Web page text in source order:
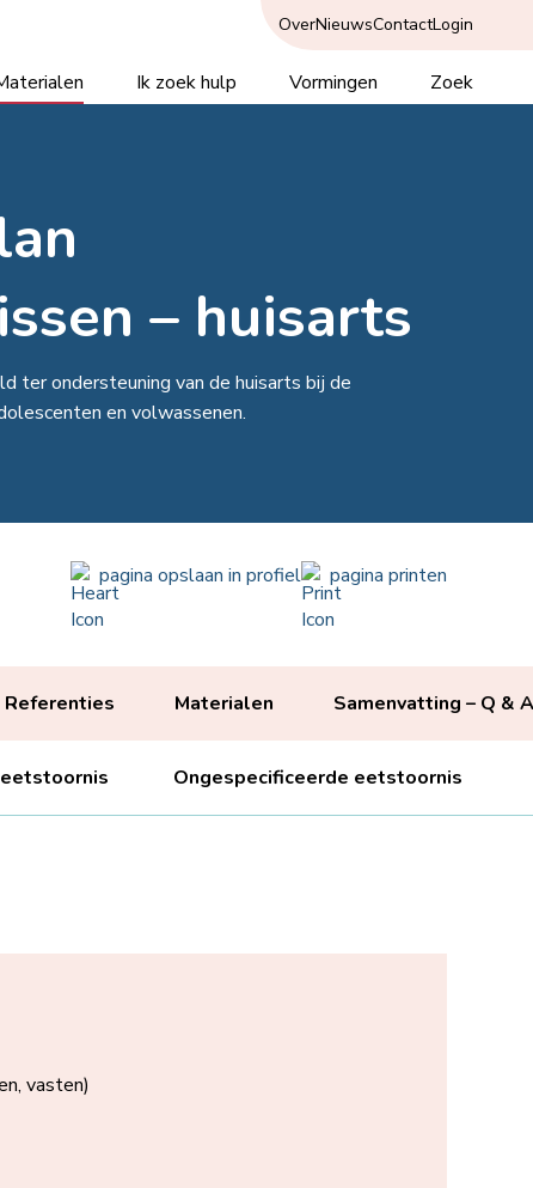
OverNieuwsContactLogin
Ik zoek hulp Vormingen Zoek
– huisarts
ter ondersteuning van de huisarts bij de
en volwassenen.
pagina opslaan in profiel pagina printen
Referenties Materialen Samenvatting – Q & A
Ongespecificeerde eetstoornis
vasten)